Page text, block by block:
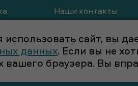
Наши контакты
сайт, вы
данных. Если вы не
вашего браузера. Вы